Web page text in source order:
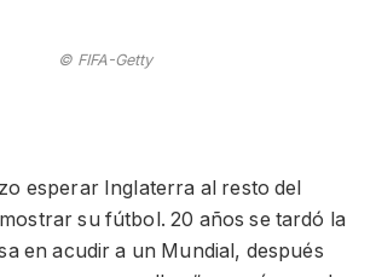
© FIFA-Getty
esperar Inglaterra al resto del
su fútbol. 20 años se tardó la
en acudir a un Mundial, después